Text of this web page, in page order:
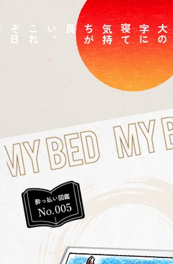
大
の
字
に
寝
て
気
持
ち
が
良い
。
こ
れ
ぞ
日
本
の
大
文
字
。